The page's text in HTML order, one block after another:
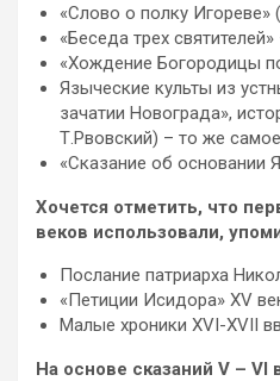
«Слово о полку Игореве»
«Беседа трех
«Хождение Богородицы
Языческие культы из
зачатии Новограда»,
Т.Рвовский) – то же самое
«Сказание об основании
Хочется отметить, что
веков использовали,
Послание патриарха
«Петиции Исидора» XV
Малые хроники XVI-XVII
На основе сказаний V – VI